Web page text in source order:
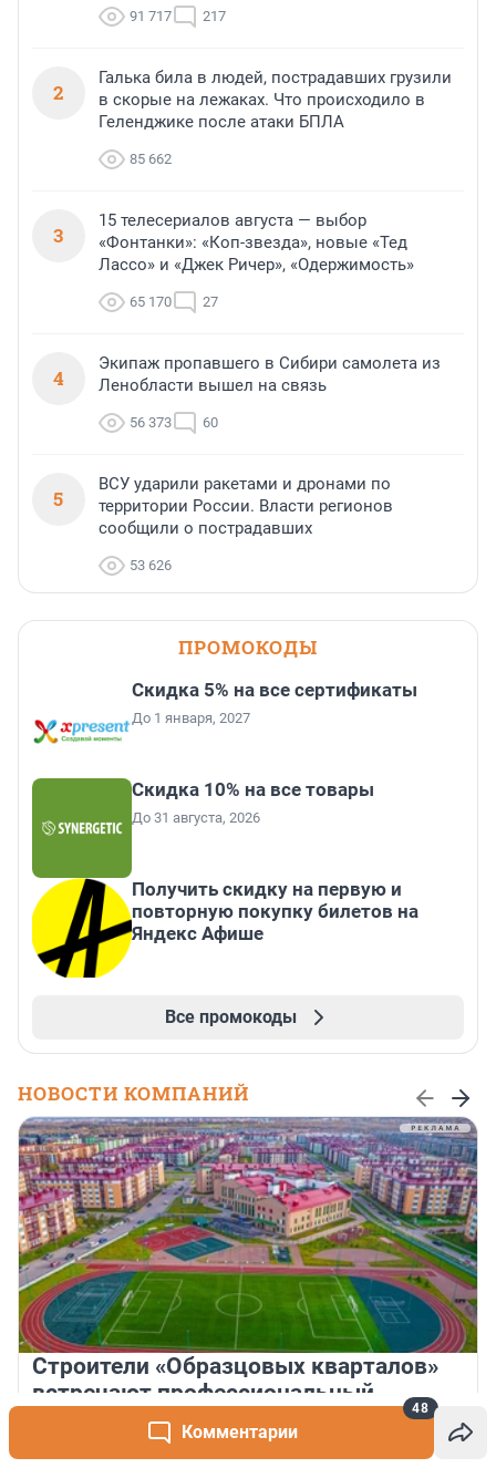
Комментарии
48
91 717 217
2
Галька била в людей, пострадавших грузили
в скорые на лежаках. Что происходило в
Геленджике после атаки БПЛА
85 662
3
15 телесериалов августа — выбор
«Фонтанки»: «Коп-звезда», новые «Тед
Лассо» и «Джек Ричер», «Одержимость»
65 170 27
4
Экипаж пропавшего в Сибири самолета из
Ленобласти вышел на связь
56 373 60
5
ВСУ ударили ракетами и дронами по
территории России. Власти регионов
сообщили о пострадавших
53 626
ПРОМОКОДЫ
Скидка 5% на все сертификаты
До 1 января, 2027
Скидка 10% на все товары
До 31 августа, 2026
Получить скидку на первую и
повторную покупку билетов на
Яндекс Афише
Все промокоды
НОВОСТИ КОМПАНИЙ
Строители «Образцовых кварталов»
встречают профессиональный
праздник на работе
В преддверии Дня строителя топ-менеджеры компании «СЗ